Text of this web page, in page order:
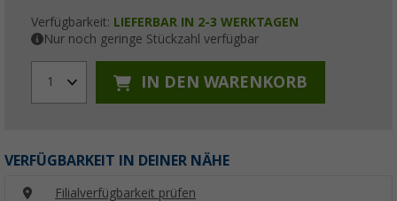
Verfügbarkeit: LIEFERBAR IN 2-3 WERKTAGEN
Nur noch geringe Stückzahl verfügbar
1 IN DEN WARENKORB
VERFÜGBARKEIT IN DEINER NÄHE
Filialverfügbarkeit prüfen